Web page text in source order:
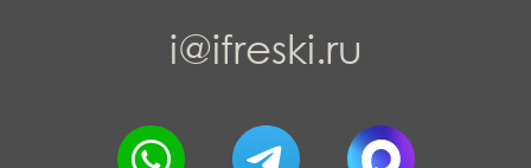
i@ifreski.ru